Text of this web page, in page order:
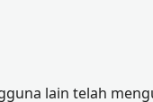
lain telah